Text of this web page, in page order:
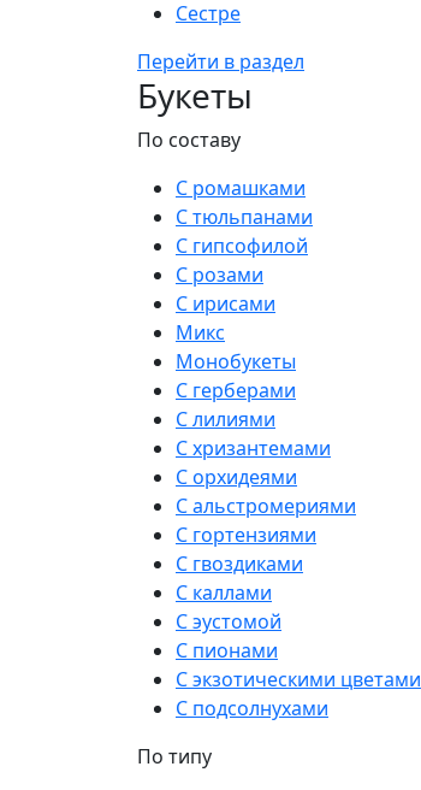
Сестре
Перейти в раздел
Букеты
По составу
С ромашками
С тюльпанами
С гипсофилой
С розами
С ирисами
Микс
Монобукеты
С герберами
С лилиями
С хризантемами
С орхидеями
С альстромериями
С гортензиями
С гвоздиками
С каллами
С эустомой
С пионами
С экзотическими цветами
С подсолнухами
По типу